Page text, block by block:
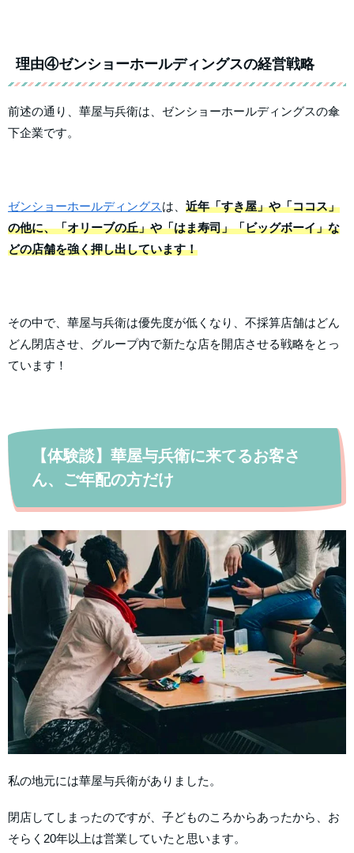
理由④ゼンショーホールディングスの経営戦略
前述の通り、華屋与兵衛は、ゼンショーホールディングスの傘
下企業です。
ゼンショーホールディングスは、 近年「すき屋」や「ココス」
の他に、「オリーブの丘」や「はま寿司」「ビッグボーイ」な
どの店舗を強く押し出しています！
その中で、華屋与兵衛は優先度が低くなり、不採算店舗はどん
どん閉店させ、グループ内で新たな店を開店させる戦略をとっ
ています！
【体験談】華屋与兵衛に来てるお客さ
ん、ご年配の方だけ
私の地元には華屋与兵衛がありました。
閉店してしまったのですが、子どものころからあったから、お
そらく20年以上は営業していたと思います。